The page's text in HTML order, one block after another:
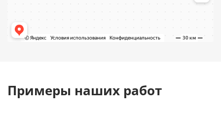
Примеры наших работ